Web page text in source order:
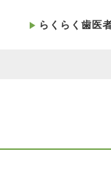
らくらく歯医